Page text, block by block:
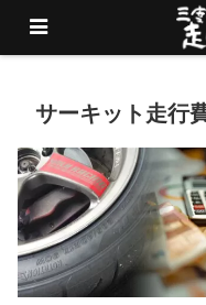
愛車でサ
サーキット走行